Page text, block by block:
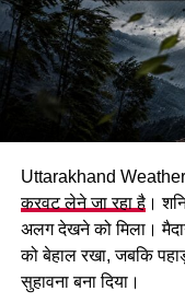
Uttarakhand Weather
करवट लेने जा रहा है।
अलग देखने को मिला।
को बेहाल रखा, जबकि
सुहावना बना दिया।